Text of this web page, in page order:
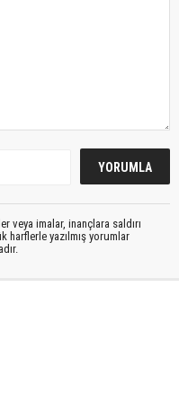
veya imalar, inançlara saldırı
harflerle yazılmış yorumlar